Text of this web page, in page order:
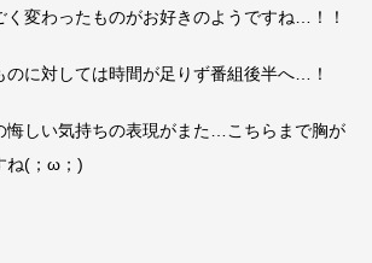
く変わったものがお好きのようですね…！！
のに対しては時間が足りず番組後半へ…！
悔しい気持ちの表現がまた…こちらまで胸が
ね(；ω；)